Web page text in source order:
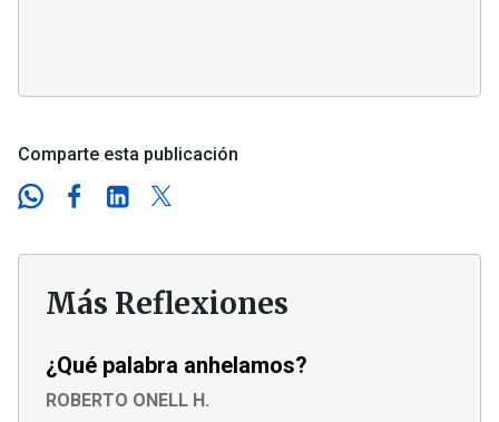
Comparte esta publicación
Más Reflexiones
¿Qué palabra anhelamos?
ROBERTO ONELL H.